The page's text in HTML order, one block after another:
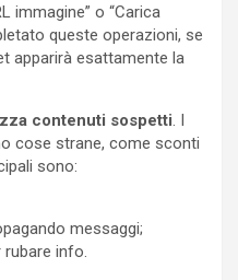
immagine” o “Carica
queste operazioni, se
apparirà esattamente la
contenuti sospetti. I
cose strane, come sconti
sono:
messaggi;
rubare info.